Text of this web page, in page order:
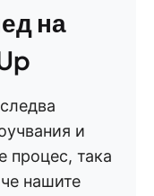
на
и
процес, така
нашите